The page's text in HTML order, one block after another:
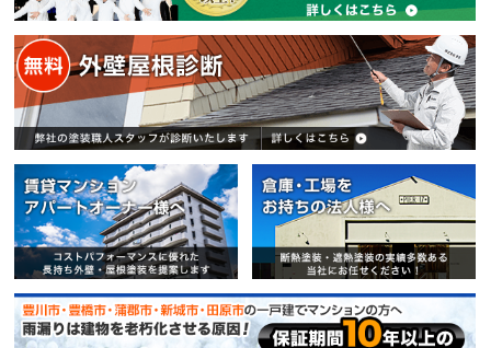
賃貸マンション・アパートオー